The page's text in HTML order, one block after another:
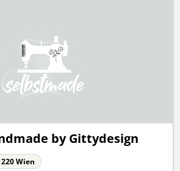
by Gittydesign
Wien